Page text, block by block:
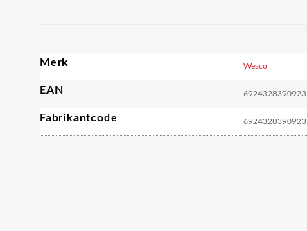
Merk Wesco
EAN 6924328390923
Fabrikantcode 6924328390923